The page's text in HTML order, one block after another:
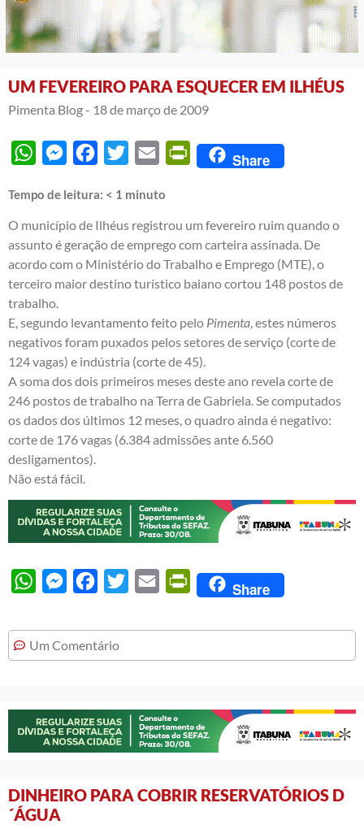
UM FEVEREIRO PARA ESQUECER EM ILHÉUS
Pimenta Blog - 18 de março de 2009
WhatsAppMessengerFacebook
Twitter Email PrintFriendly
Share
Tempo de leitura: < 1 minuto
O município de Ilhéus registrou um fevereiro ruim quando o
assunto é geração de emprego com carteira assinada. De
acordo com o Ministério do Trabalho e Emprego (MTE), o
terceiro maior destino turístico baiano cortou 148 postos de
trabalho.
E, segundo levantamento feito pelo Pimenta , estes números
negativos foram puxados pelos setores de serviço (corte de
124 vagas) e indústria (corte de 45).
A soma dos dois primeiros meses deste ano revela corte de
246 postos de trabalho na Terra de Gabriela. Se computados
os dados dos últimos 12 meses, o quadro ainda é negativo:
corte de 176 vagas (6.384 admissões ante 6.560
desligamentos).
Não está fácil.
WhatsAppMessengerFacebook
Twitter Email PrintFriendly
Share
Um Comentário
DINHEIRO PARA COBRIR RESERVATÓRIOS D
´ÁGUA